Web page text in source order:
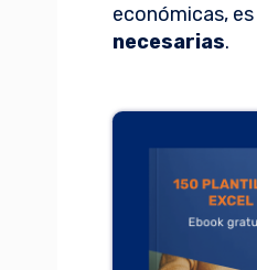
económicas,
necesarias.